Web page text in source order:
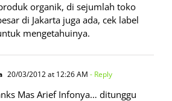
organik, di sejumlah toko
di Jakarta juga ada, cek label
mengetahuinya.
20/03/2012 at 12:26 AM - Reply
Mas Arief Infonya… ditunggu